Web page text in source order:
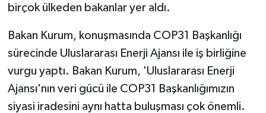
birçok ülkeden bakanlar yer aldı.
Bakan Kurum, konuşmasında COP31 Başkanlığı
sürecinde Uluslararası Enerji Ajansı ile iş birliğine
vurgu yaptı. Bakan Kurum, 'Uluslararası Enerji
Ajansı'nın veri gücü ile COP31 Başkanlığımızın
siyasi iradesini aynı hatta buluşması çok önemli.